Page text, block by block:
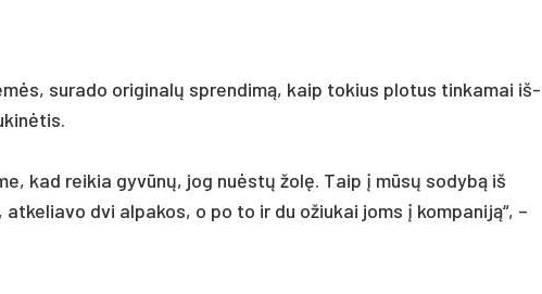
su­ra­do ori­gi­nalų spren­dimą, kaip to­kius plo­tus tin­ka­mai iš­
kad rei­kia gyvūnų, jog nu­ėstų žolę. Taip į mūsų so­dybą iš
dvi al­pa­kos, o po to ir du ožiu­kai joms į kom­pa­niją“, –